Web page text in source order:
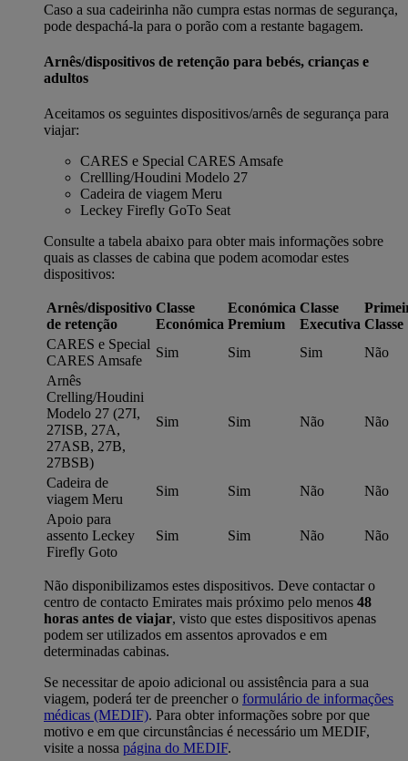
Caso a sua cadeirinha não cumpra estas normas de segurança,
pode despachá-la para o porão com a restante bagagem.
Arnês/dispositivos de retenção para bebés, crianças e
adultos
Aceitamos os seguintes dispositivos/arnês de segurança para
viajar:
CARES e Special CARES Amsafe
Crellling/Houdini Modelo 27
Cadeira de viagem Meru
Leckey Firefly GoTo Seat
Consulte a tabela abaixo para obter mais informações sobre
quais as classes de cabina que podem acomodar estes
dispositivos:
Arnês/dispositivo
de retenção
Classe
Económica
Económica
Premium
Classe
Executiva Classe
CARES e Special
CARES Amsafe
Sim Sim Sim
Não
Arnês
Crelling/Houdini
Modelo 27 (27I,
27ISB, 27A,
27ASB, 27B,
27BSB)
Sim Sim Não Não
Cadeira de
viagem Meru
Sim Sim Não
Não
Apoio para
assento Leckey
Firefly Goto
Sim Sim Não Não
Não disponibilizamos estes dispositivos. Deve contactar o
centro de contacto Emirates mais próximo pelo menos 48
horas antes de viajar, visto que estes dispositivos apenas
podem ser utilizados em assentos aprovados e em
determinadas cabinas.
Se necessitar de apoio adicional ou assistência para a sua
viagem, poderá ter de preencher o formulário de informações
médicas (MEDIF). Para obter informações sobre por que
motivo e em que circunstâncias é necessário um MEDIF,
visite a nossa página do MEDIF.